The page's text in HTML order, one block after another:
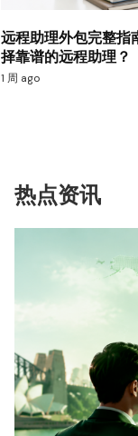
远程助理外包完整指
择靠谱的远程助理？
1 周 ago
热点资讯